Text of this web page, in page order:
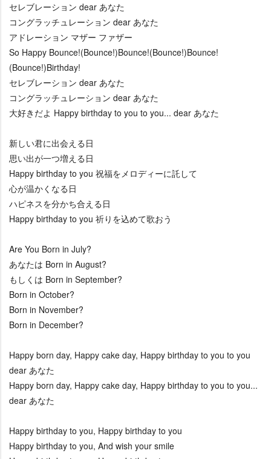
セレブレーション dear あなた
コングラッチュレーション dear あなた
アドレーション マザー ファザー
So Happy Bounce!(Bounce!)Bounce!(Bounce!)Bounce!
(Bounce!)Birthday!
セレブレーション dear あなた
コングラッチュレーション dear あなた
大好きだよ Happy birthday to you to you... dear あなた
新しい君に出会える日
思い出が一つ増える日
Happy birthday to you 祝福をメロディーに託して
心が温かくなる日
ハピネスを分かち合える日
Happy birthday to you 祈りを込めて歌おう
Are You Born in July?
あなたは Born in August?
もしくは Born in September?
Born in October?
Born in November?
Born in December?
Happy born day, Happy cake day, Happy birthday to you to you
dear あなた
Happy born day, Happy cake day, Happy birthday to you to you...
dear あなた
Happy birthday to you, Happy birthday to you
Happy birthday to you, And wish your smile